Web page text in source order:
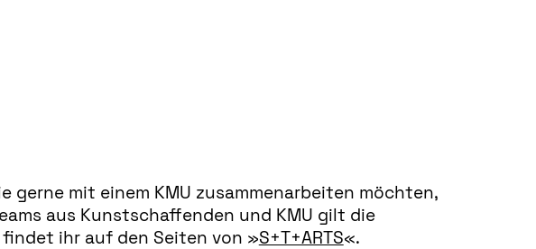
mit einem KMU zusammenarbeiten möchten,
aus Kunstschaffenden und KMU gilt die
findet ihr auf den Seiten von »S+T+ARTS«.